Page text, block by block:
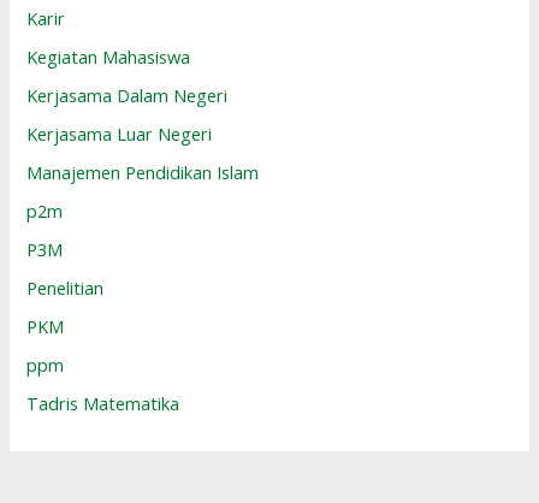
Karir
Kegiatan Mahasiswa
Kerjasama Dalam Negeri
Kerjasama Luar Negeri
Manajemen Pendidikan Islam
p2m
P3M
Penelitian
PKM
ppm
Tadris Matematika